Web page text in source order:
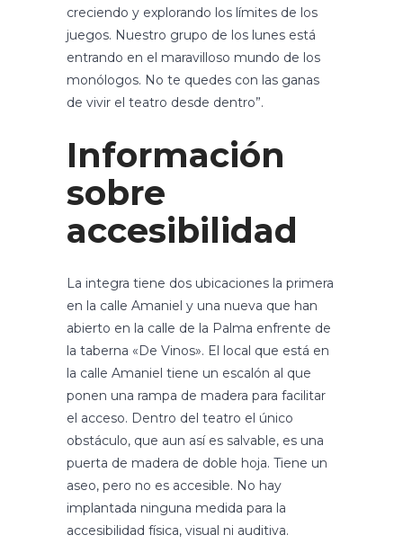
creciendo y explorando los límites de los
juegos. Nuestro grupo de los lunes está
entrando en el maravilloso mundo de los
monólogos. No te quedes con las ganas
de vivir el teatro desde dentro”.
Información
sobre
accesibilidad
La integra tiene dos ubicaciones la primera
en la calle Amaniel y una nueva que han
abierto en la calle de la Palma enfrente de
la taberna «De Vinos». El local que está en
la calle Amaniel tiene un escalón al que
ponen una rampa de madera para facilitar
el acceso. Dentro del teatro el único
obstáculo, que aun así es salvable, es una
puerta de madera de doble hoja. Tiene un
aseo, pero no es accesible. No hay
implantada ninguna medida para la
accesibilidad física, visual ni auditiva.